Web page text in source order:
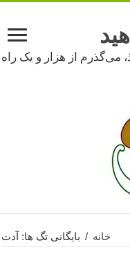
می‌گذرم از هزار و یک راه
خانه / بایگانی تگ ها: آدت